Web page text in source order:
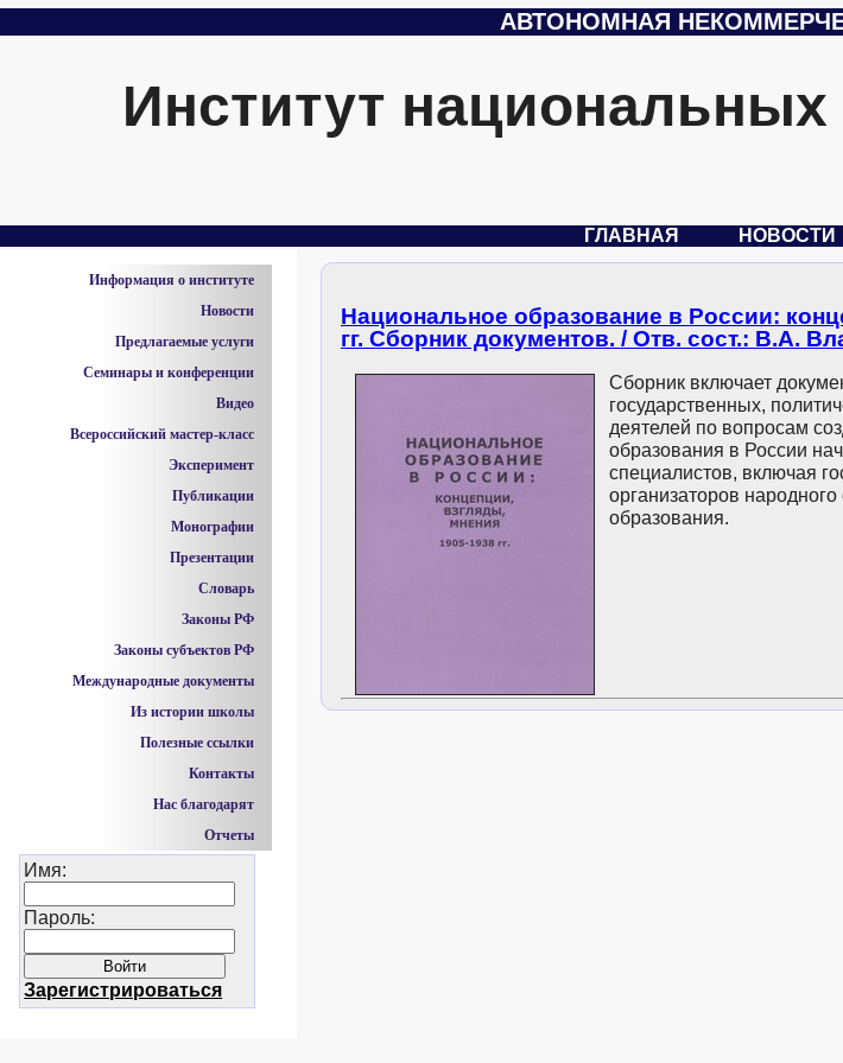
АВТОНОМНАЯ
Институт
ГЛАВНАЯ НОВОСТИ
Национальное образование в России:
гг. Сборник документов. / Отв. сост.: В.А.
Сборник включает
государственных,
деятелей по вопросам
образования в России
специалистов, включая
организаторов
образования.
Информация о институте
Новости
Предлагаемые услуги
Семинары и конференции
Видео
Всероссийский мастер-класс
Эксперимент
Публикации
Монографии
Презентации
Словарь
Законы РФ
Законы субъектов РФ
Международные документы
Из истории школы
Полезные ссылки
Контакты
Нас благодарят
Отчеты
Имя:
Пароль:
Зарегистрироваться